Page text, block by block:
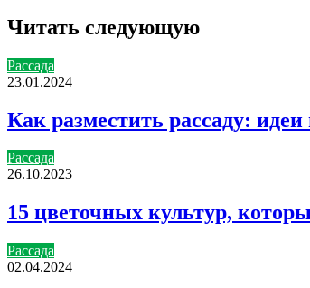
Читать следующую
Рассада
23.01.2024
Как разместить рассаду:
Рассада
26.10.2023
15 цветочных культур,
Рассада
02.04.2024